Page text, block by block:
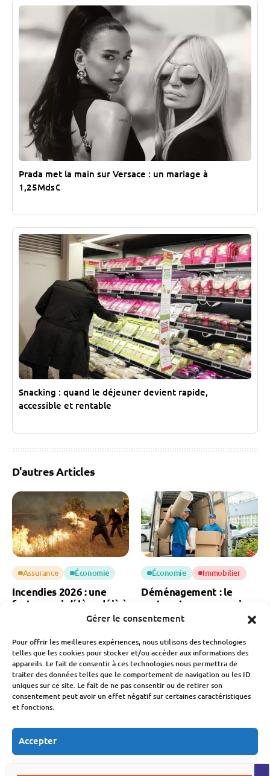
Gérer le consentement
Pour offrir les meilleures expériences, nous utilisons des technologies
telles que les cookies pour stocker et/ou accéder aux informations des
appareils. Le fait de consentir à ces technologies nous permettra de
traiter des données telles que le comportement de navigation ou les ID
uniques sur ce site. Le fait de ne pas consentir ou de retirer son
consentement peut avoir un effet négatif sur certaines caractéristiques
et fonctions.
Accepter
Prada met la main sur Versace : un mariage à
1,25Mds€
Snacking : quand le déjeuner devient rapide,
accessible et rentable
D'autres Articles
Assurance Économie
Incendies 2026 : une
facture qui s’élève déjà à
3 milliards d’euros
Fabien Monvoisin
6 Août 2026
Économie Immobilier
Déménagement : le
secteur traverse sa pire
crise
Fabien Monvoisin
6 Août 2026
Budget